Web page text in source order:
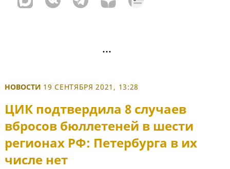
НОВОСТИ 19 СЕНТЯБРЯ 2021, 13:28
ЦИК подтвердила 8 случаев
вбросов бюллетеней в шести
регионах РФ: Петербурга в их
числе нет